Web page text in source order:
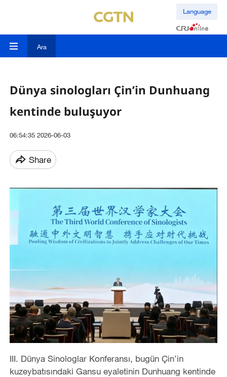
Language
Ara
Dünya sinologları Çin’in Dunhuang
kentinde buluşuyor
06:54:35 2026-06-03
Share
III. Dünya Sinologlar Konferansı, bugün Çin’in
kuzeybatısındaki Gansu eyaletinin Dunhuang kentinde